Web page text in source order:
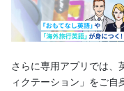
さらに専用アプリでは、
ィクテーション」をご自